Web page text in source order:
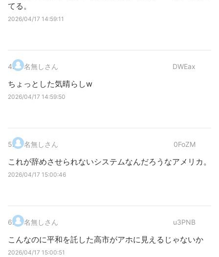
てる。
2026/04/17 14:59:11
4. 名無しさん DWEax
ちょっとした気晴らしw
2026/04/17 14:59:50
5. 名無しさん 0FoZM
これが辞めさせられないシステムなんだろうなアメリカ。
2026/04/17 15:00:46
6. 名無しさん u3PNB
こんなのに平和を託した高市がアホに見えるじゃないか
2026/04/17 15:00:51